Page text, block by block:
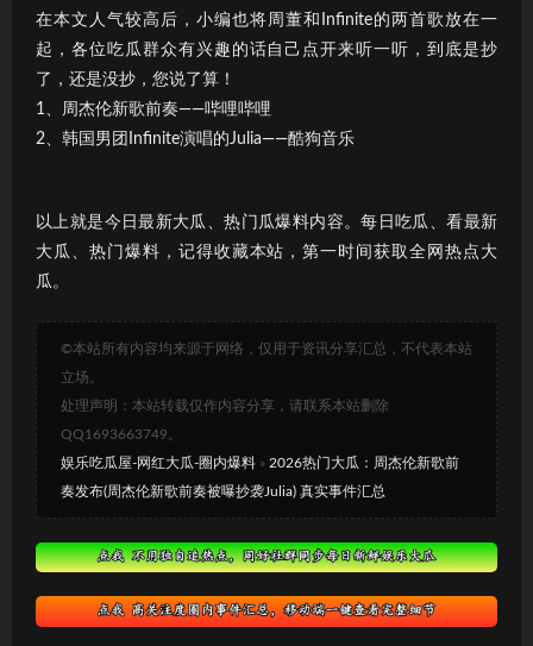
在本文人气较高后，小编也将周董和Infinite的两首歌放在一
起，各位吃瓜群众有兴趣的话自己点开来听一听，到底是抄
了，还是没抄，您说了算！
1、周杰伦新歌前奏——哔哩哔哩
2、韩国男团Infinite演唱的Julia——酷狗音乐
以上就是今日最新大瓜、热门瓜爆料内容。每日吃瓜、看最新
大瓜、热门爆料，记得收藏本站，第一时间获取全网热点大
瓜。
©本站所有内容均来源于网络，仅用于资讯分享汇总，不代表本站
立场。
处理声明：本站转载仅作内容分享，请联系本站删除
QQ1693663749。
娱乐吃瓜屋-网红大瓜-圈内爆料 » 2026热门大瓜：周杰伦新歌前
奏发布(周杰伦新歌前奏被曝抄袭Julia) 真实事件汇总